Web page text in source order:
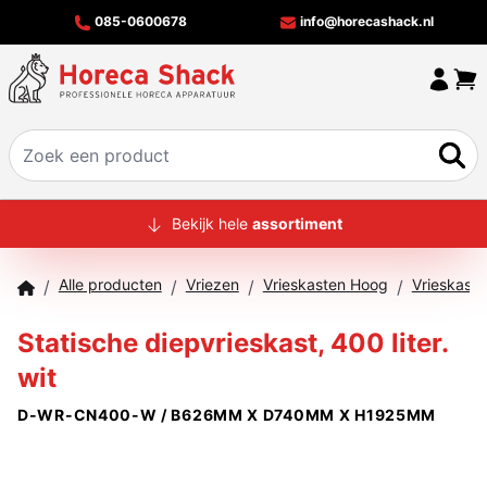
085-0600678 info@horecashack.nl
HOME
OVER ONS
MERKEN
CONTACT
Bekijk hele assortiment
/ Alle producten / Vriezen / Vrieskasten Hoog /
Statische diepvrieskast, 400 liter.
wit
D-WR-CN400-W / B626MM X D740MM X H1925MM